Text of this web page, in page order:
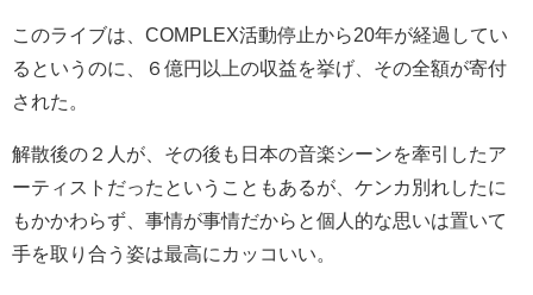
このライブは、COMPLEX活動停止から20年が経過してい
るというのに、６億円以上の収益を挙げ、その全額が寄付
された。
解散後の２人が、その後も日本の音楽シーンを牽引したア
ーティストだったということもあるが、ケンカ別れしたに
もかかわらず、事情が事情だからと個人的な思いは置いて
手を取り合う姿は最高にカッコいい。